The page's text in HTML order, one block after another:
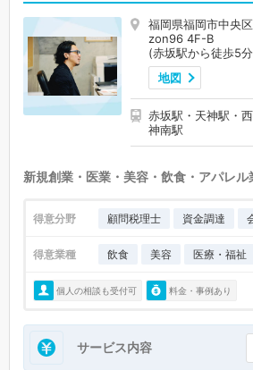
福岡県福岡市中央
zon96 4F-B
(赤坂駅から徒歩5
地図
赤坂駅・天神駅・
神南駅
新規創業・医業・美容・飲食・アパレル
得意分野 顧問税理士 資金調達
得意業種 飲食 美容 医療・福祉
個人の相談も受付可 料金・事例あり
サービス内容